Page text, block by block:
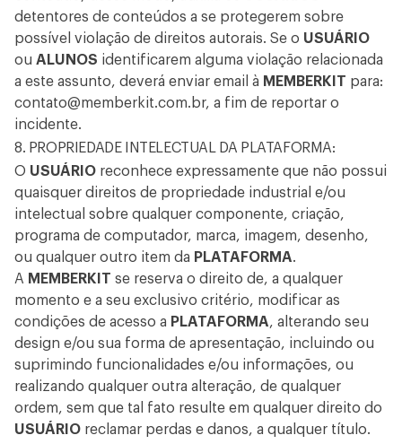
detentores de conteúdos a se protegerem sobre
possível violação de direitos autorais. Se o USUÁRIO
ou ALUNOS identificarem alguma violação relacionada
a este assunto, deverá enviar email à MEMBERKIT para:
contato@memberkit.com.br, a fim de reportar o
incidente.
8. PROPRIEDADE INTELECTUAL DA PLATAFORMA:
O USUÁRIO reconhece expressamente que não possui
quaisquer direitos de propriedade industrial e/ou
intelectual sobre qualquer componente, criação,
programa de computador, marca, imagem, desenho,
ou qualquer outro item da PLATAFORMA.
A MEMBERKIT se reserva o direito de, a qualquer
momento e a seu exclusivo critério, modificar as
condições de acesso a PLATAFORMA, alterando seu
design e/ou sua forma de apresentação, incluindo ou
suprimindo funcionalidades e/ou informações, ou
realizando qualquer outra alteração, de qualquer
ordem, sem que tal fato resulte em qualquer direito do
USUÁRIO reclamar perdas e danos, a qualquer título.